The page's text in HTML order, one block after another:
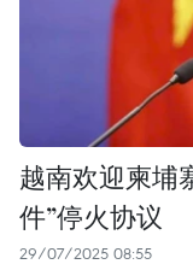
越南欢迎柬埔
件”停火协议
29/07/2025 08:55